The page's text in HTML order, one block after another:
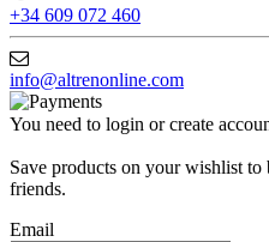
+34 609 072 460
info@altrenonline.com
You need to login or create
Save products on your wishlist
friends.
Email